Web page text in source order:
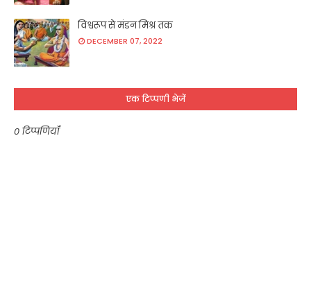
विश्वरूप से मंडन मिश्र तक
DECEMBER 07, 2022
एक टिप्पणी भेजें
0 टिप्पणियाँ